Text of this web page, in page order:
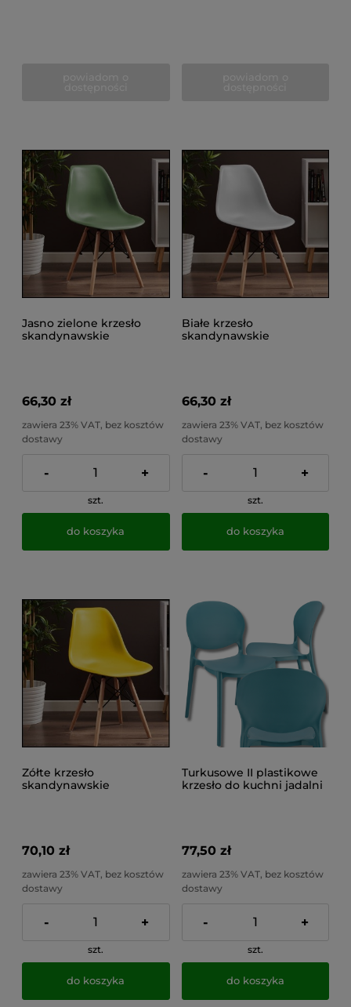
Jasno zielone krzesło
skandynawskie
66,30 zł
zawiera 23% VAT, bez kosztów
dostawy
- +
szt.
do koszyka
Białe krzesło
skandynawskie
66,30 zł
zawiera 23% VAT, bez kosztów
dostawy
- +
szt.
do koszyka
Zółte krzesło
skandynawskie
70,10 zł
zawiera 23% VAT, bez kosztów
dostawy
- +
szt.
do koszyka
Turkusowe II plastikowe
krzesło do kuchni jadalni
77,50 zł
zawiera 23% VAT, bez kosztów
dostawy
- +
szt.
do koszyka